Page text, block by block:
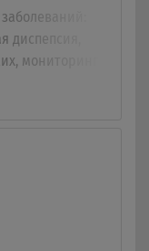
диспепсия,
мониторинг
подготовка
вызываемая
смена